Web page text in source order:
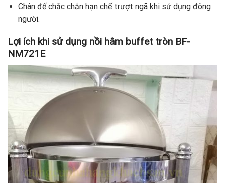
Chân đế chắc chắn hạn chế trượt ngã khi sử dụng đông
người.
Lợi ích khi sử dụng nồi hâm buffet tròn BF-
NM721E